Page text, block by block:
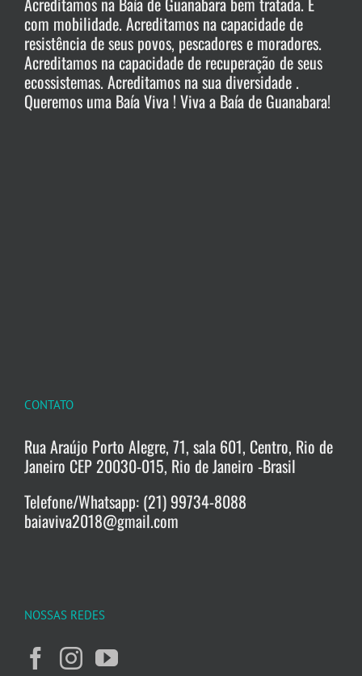
com mobilidade. Acreditamos na capacidade de
resistência de seus povos, pescadores e moradores.
Acreditamos na capacidade de recuperação de seus
ecossistemas. Acreditamos na sua diversidade .
Queremos uma Baía Viva ! Viva a Baía de Guanabara!
CONTATO
Rua Araújo Porto Alegre, 71, sala 601, Centro, Rio de
Janeiro CEP 20030-015, Rio de Janeiro -Brasil
Telefone/Whatsapp: (21) 99734-8088
baiaviva2018@gmail.com
NOSSAS REDES